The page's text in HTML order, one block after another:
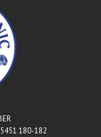
180-182 Kifissias Av. (Olympionikon Str.) - 15451